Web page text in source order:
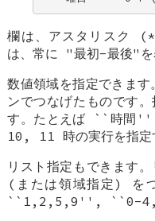
欄は、アスタリスク
は、常に "最初-最後"を
数値領域を指定できま
ンでつなげたものです
す。たとえば ``時間
10, 11 時の実行を指定
リスト指定もできます
(または領域指定) を
``1,2,5,9'', ``0-